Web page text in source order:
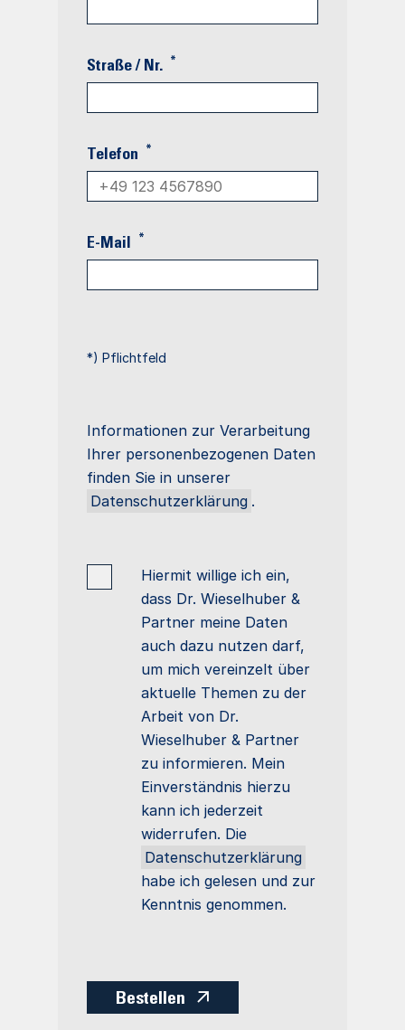
Straße / Nr. *
Telefon *
E-Mail *
*) Pflichtfeld
Informationen zur Verarbeitung
Ihrer personenbezogenen Daten
finden Sie in unserer
Datenschutzerklärung .
Hiermit willige ich ein,
dass Dr. Wieselhuber &
Partner meine Daten
auch dazu nutzen darf,
um mich vereinzelt über
aktuelle Themen zu der
Arbeit von Dr.
Wieselhuber & Partner
zu informieren. Mein
Einverständnis hierzu
kann ich jederzeit
widerrufen. Die
Datenschutzerklärung
habe ich gelesen und zur
Kenntnis genommen.
Bestellen